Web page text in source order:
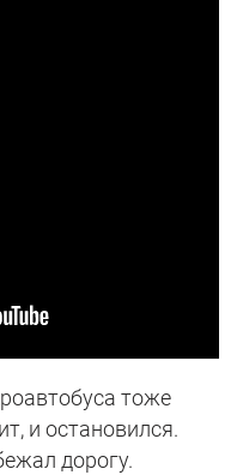
тоже
и остановился.
дорогу.